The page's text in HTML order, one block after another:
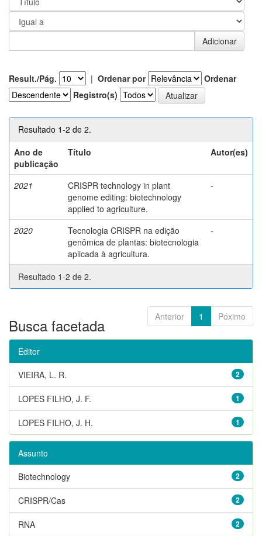
Result./Pág. | Ordenar por
Ordenar
Registro(s)
Resultado 1-2 de 2.
Ano de
publicação
Título Autor(es)
2021
CRISPR technology in plant
genome editing: biotechnology
applied to agriculture.
-
2020
Tecnologia CRISPR na edição
genômica de plantas: biotecnologia
aplicada à agricultura.
-
Resultado 1-2 de 2.
Anterior 1 Póximo
Busca facetada
Editor
2
VIEIRA, L. R.
1
LOPES FILHO, J. F.
1
LOPES FILHO, J. H.
Assunto
2
Biotechnology
2
CRISPR/Cas
2
RNA